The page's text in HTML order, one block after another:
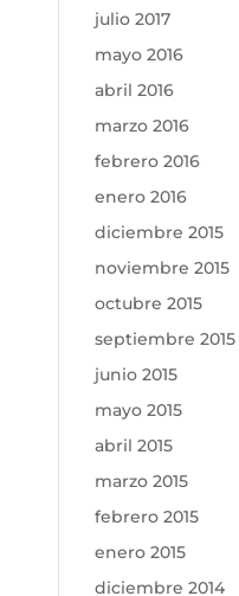
julio 2017
mayo 2016
abril 2016
marzo 2016
febrero 2016
enero 2016
diciembre 2015
noviembre 2015
octubre 2015
septiembre 2015
junio 2015
mayo 2015
abril 2015
marzo 2015
febrero 2015
enero 2015
diciembre 2014